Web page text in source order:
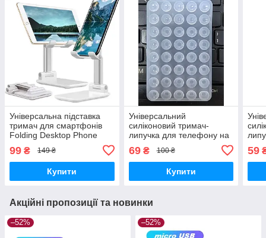
Універсальна підставка
тримач для смартфонів
Folding Desktop Phone
99 ₴ 149 ₴
Купити
Універсальний
силіконовий тримач-
липучка для телефону на
Transparent
69₴ 100 ₴
Купити
59
Акційні пропозиції та новинки
–52% –52%